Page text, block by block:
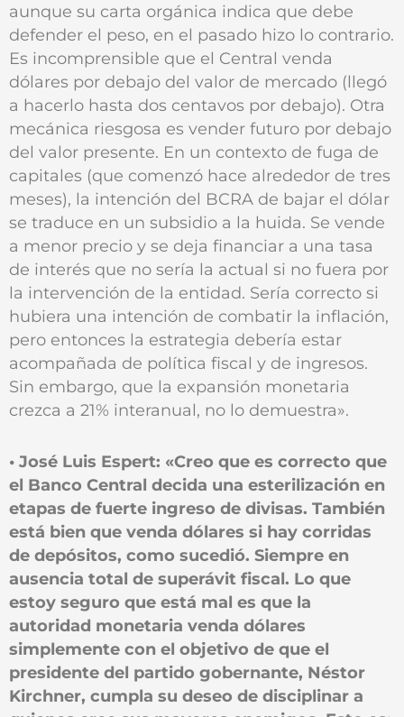
aunque su carta orgánica indica que debe
defender el peso, en el pasado hizo lo contrario.
Es incomprensible que el Central venda
dólares por debajo del valor de mercado (llegó
a hacerlo hasta dos centavos por debajo). Otra
mecánica riesgosa es vender futuro por debajo
del valor presente. En un contexto de fuga de
capitales (que comenzó hace alrededor de tres
meses), la intención del BCRA de bajar el dólar
se traduce en un subsidio a la huida. Se vende
a menor precio y se deja financiar a una tasa
de interés que no sería la actual si no fuera por
la intervención de la entidad. Sería correcto si
hubiera una intención de combatir la inflación,
pero entonces la estrategia debería estar
acompañada de política fiscal y de ingresos.
Sin embargo, que la expansión monetaria
crezca a 21% interanual, no lo demuestra».
• José Luis Espert: «Creo que es correcto que
el Banco Central decida una esterilización en
etapas de fuerte ingreso de divisas. También
está bien que venda dólares si hay corridas
de depósitos, como sucedió. Siempre en
ausencia total de superávit fiscal. Lo que
estoy seguro que está mal es que la
autoridad monetaria venda dólares
simplemente con el objetivo de que el
presidente del partido gobernante, Néstor
Kirchner, cumpla su deseo de disciplinar a